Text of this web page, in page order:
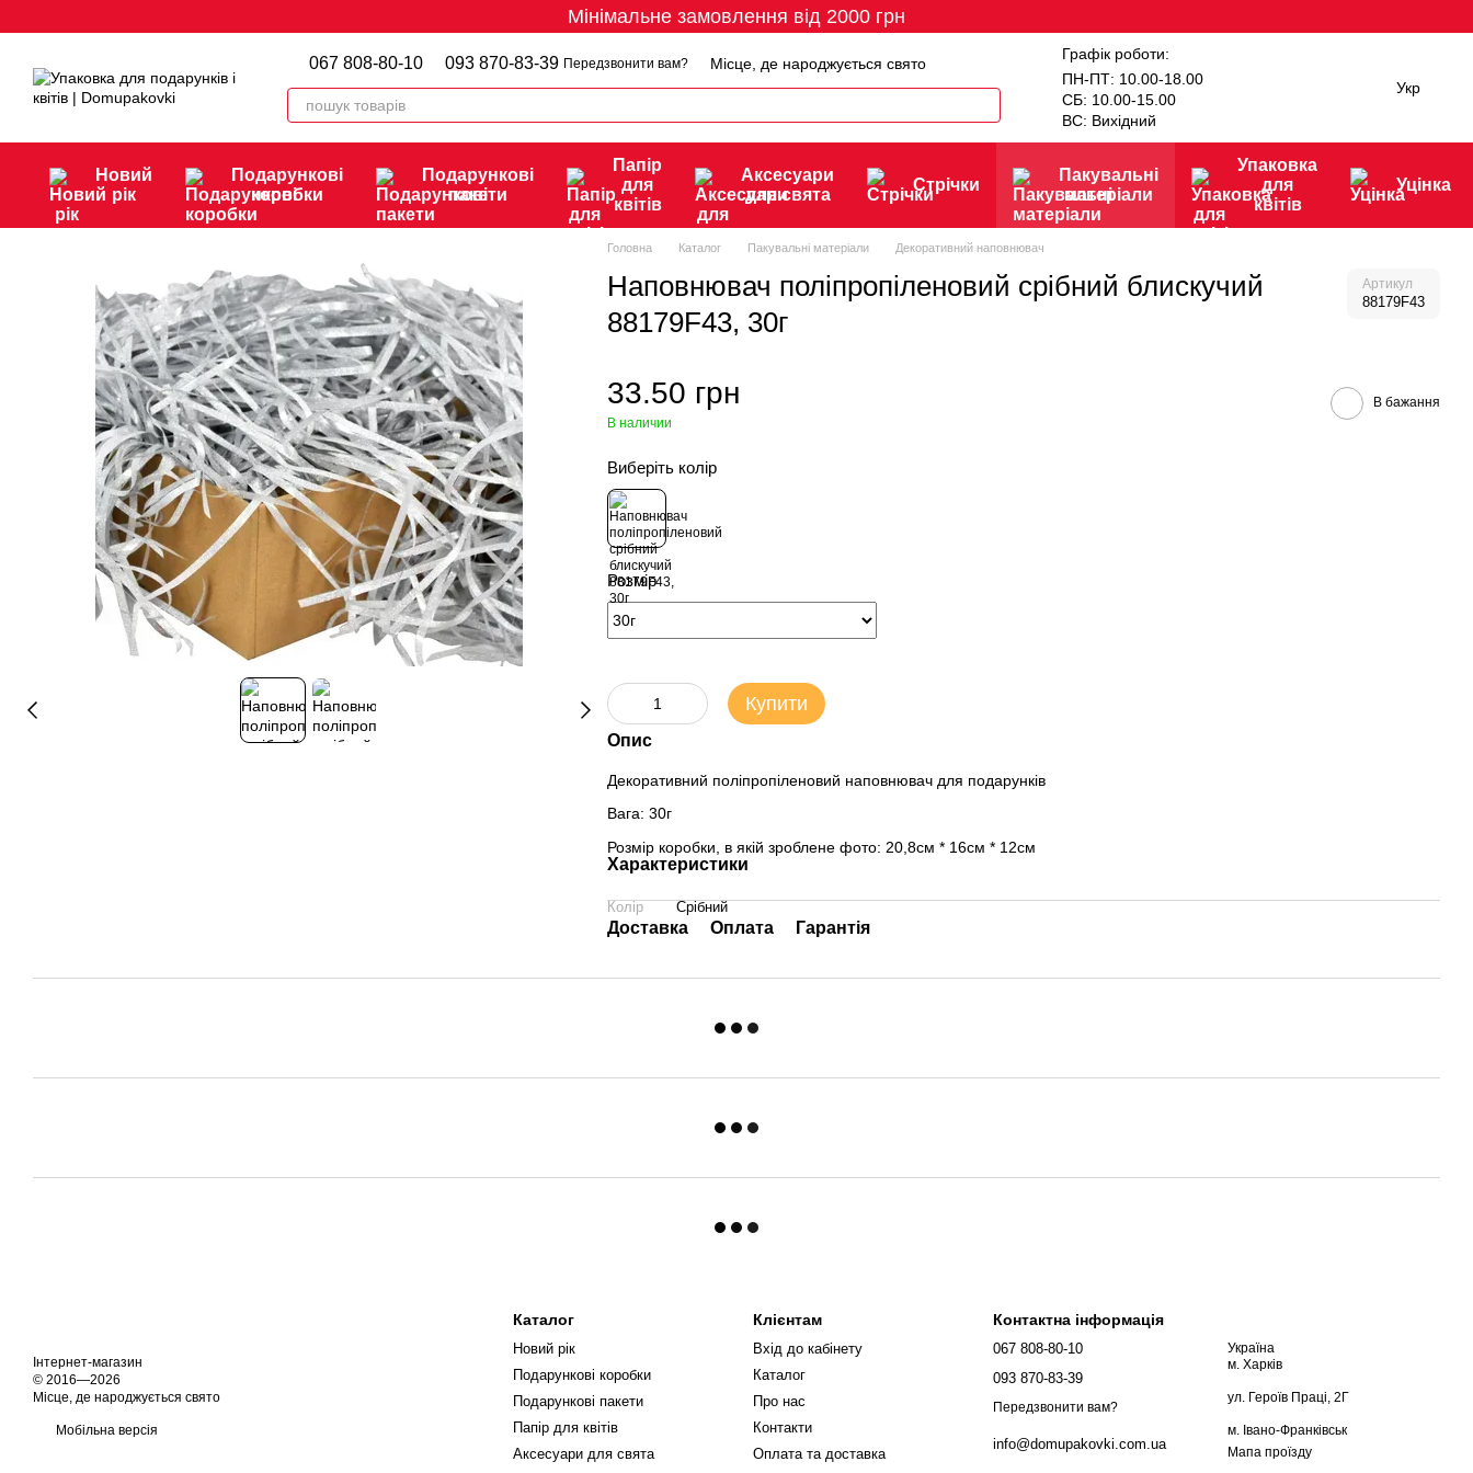
Мінімальне замовлення від 2000 грн
067 808-80-10 093 870-83-39 Передзвонити вам? Місце, де народжується свято
Графік роботи:
ПН-ПТ: 10.00-18.00
СБ: 10.00-15.00
ВС: Вихідний
Укр
Новий
рік
Подарункові
коробки
Подарункові
пакети
Папір
для
квітів
Аксесуари
для свята
Стрічки
Пакувальні
матеріали
Упаковка
для
квітів
Уцінка
Головна Каталог Пакувальні матеріали Декоративний наповнювач
Наповнювач поліпропіленовий срібний блискучий
88179F43, 30г
Артикул
88179F43
33.50 грн
В наличии
В бажання
Виберіть колір
Розмір
Купити
Опис
Декоративний поліпропіленовий наповнювач для подарунків
Вага: 30г
Розмір коробки, в якій зроблене фото: 20,8см * 16см * 12см
Характеристики
Колір Срібний
Доставка Оплата Гарантія
Інтернет-магазин
© 2016—2026
Місце, де народжується свято
Мобільна версія
Каталог
Новий рік
Подарункові коробки
Подарункові пакети
Папір для квітів
Аксесуари для свята
Клієнтам
Вхід до кабінету
Каталог
Про нас
Контакти
Оплата та доставка
Контактна інформація
067 808-80-10
093 870-83-39
Передзвонити вам?
info@domupakovki.com.ua
Україна
м. Харків
ул. Героїв Праці, 2Г
м. Івано-Франківськ
Мапа проїзду